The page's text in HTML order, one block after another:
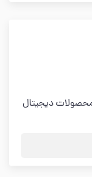
دیجیتال